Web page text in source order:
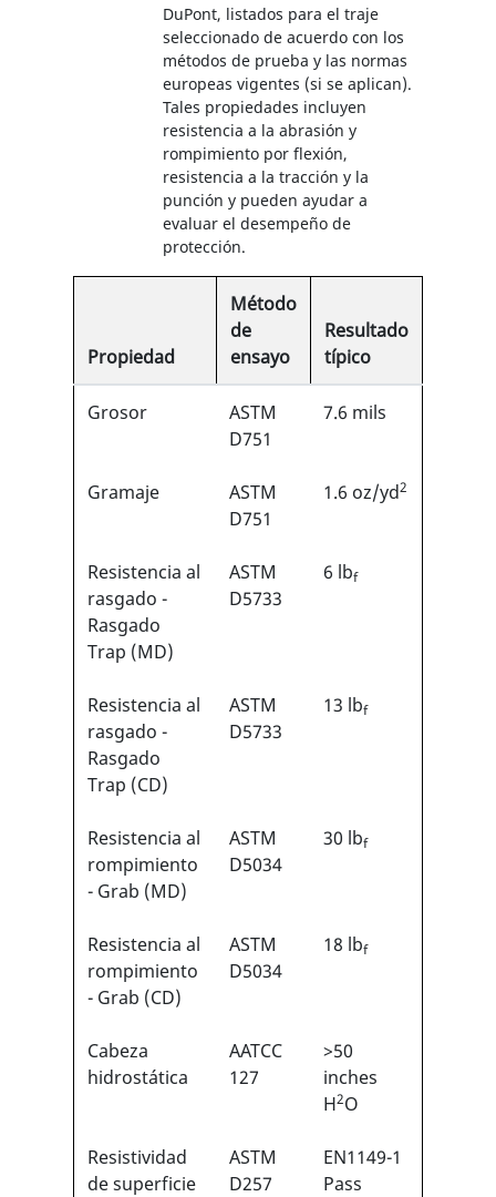
DuPont, listados para el traje
seleccionado de acuerdo con los
métodos de prueba y las normas
europeas vigentes (si se aplican).
Tales propiedades incluyen
resistencia a la abrasión y
rompimiento por flexión,
resistencia a la tracción y la
punción y pueden ayudar a
evaluar el desempeño de
protección.
Propiedad
Método
de
ensayo
Resultado
típico
Grosor
ASTM
D751
7.6 mils
Gramaje
ASTM
D751
1.6 oz/yd2
Resistencia al
rasgado -
Rasgado
Trap (MD)
ASTM
D5733
6 lbf
Resistencia al
rasgado -
Rasgado
Trap (CD)
ASTM
D5733
13 lbf
Resistencia al
rompimiento
- Grab (MD)
ASTM
D5034
30 lbf
Resistencia al
rompimiento
- Grab (CD)
ASTM
D5034
18 lbf
Cabeza
hidrostática
AATCC
127
>50
inches
H2O
Resistividad
de superficie
ASTM
D257
EN1149-1
Pass